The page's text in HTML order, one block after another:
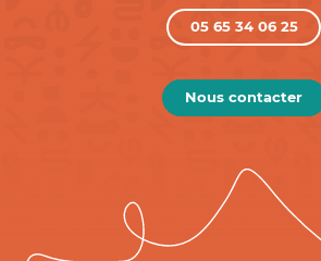
05 65 34 06 25
Nous contacter